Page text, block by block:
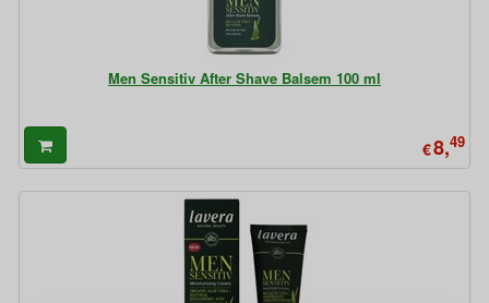
Men Sensitiv After Shave Balsem 100 ml
€8,49